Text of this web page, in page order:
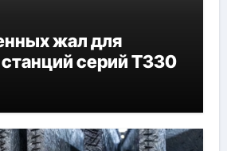
жал для
серий T330